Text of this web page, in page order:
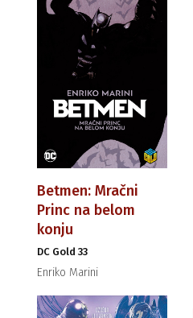
Betmen: Mračni
Princ na belom
konju
DC Gold 33
Enriko Marini